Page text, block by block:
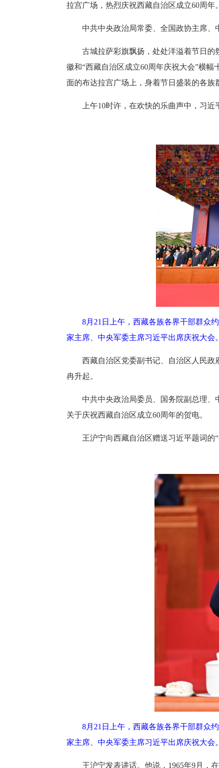
拉宫广场，热烈庆祝西藏自治区成立60周
中共中央政治局常委、全国政协主席
古城拉萨彩旗飘扬，处处洋溢着节日
徽和“西藏自治区成立60周年庆祝大会”横幅
面的布达拉宫广场上，身着节日盛装的各
上午10时许，在欢快的乐曲声中，习
8月21日上午，西藏各族各界干部群众
家主席、中央军委主席习近平出席庆祝大
西藏自治区党委副书记、自治区人民
冉升起。
中共中央政治局委员、国务院副总理
关于庆祝西藏自治区成立60周年的贺电。
王沪宁向西藏自治区赠送习近平题词
8月21日上午，西藏各族各界干部群众
家主席、中央军委主席习近平出席庆祝大
王沪宁发表讲话。他说，1965年9月，